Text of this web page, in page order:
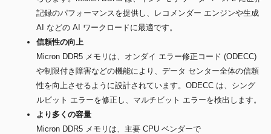
記録のパフォーマンスを提供し、レコメンダー エンジンや生成
AI などの AI ワークロードに最適です。
信頼性の向上
Micron DDR5 メモリは、オンダイ エラー修正コード (ODECC)
や制限付き障害などの機能により、データ センター全体の信頼
性を向上させるように設計されています。ODECC は、シング
ルビット エラーを修正し、マルチビット エラーを検出します。
より多くの容量
Micron DDR5 メモリは、主要 CPU ベンダーで